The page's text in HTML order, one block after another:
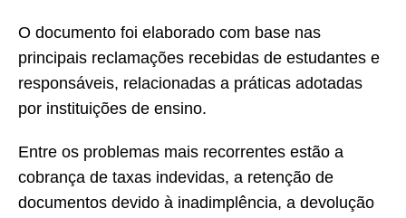
O documento foi elaborado com base nas
principais reclamações recebidas de estudantes e
responsáveis, relacionadas a práticas adotadas
por instituições de ensino.
Entre os problemas mais recorrentes estão a
cobrança de taxas indevidas, a retenção de
documentos devido à inadimplência, a devolução